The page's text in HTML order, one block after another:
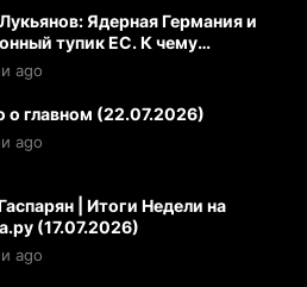
Ядерная Германия и
тупик ЕС. К чему
России и Украине
ago
о главном (22.07.2026)
ago
| Итоги Недели на
(17.07.2026)
ago